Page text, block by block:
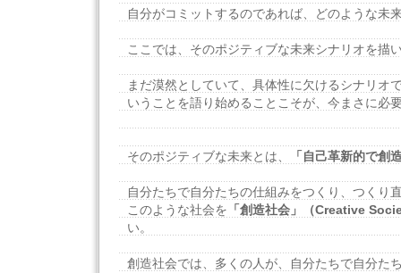
自分がコミットするのであれば、どのような未
ここでは、そのポジティブな未来シナリオを描
まだ漠然としていて、具体性に欠けるシナリオ
いうことを語り始めることこそが、今まさに必
そのポジティブな未来とは、 「自己革新的で創
自分たちで自分たちの仕組みをつくり、つく
このような社会を 「創造社会」（Creative
い。
創造社会では、多くの人が、自分たちで自分た